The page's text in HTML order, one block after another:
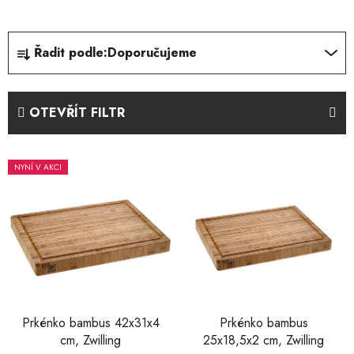
Ř
z
í
p
d
u
Řadit podle:Doporučujeme
OTEVŘÍT FILTR
V
ý
i
s
NYNÍ V AKCI
Prkénko bambus 42x31x4
cm, Zwilling
Prkénko bambus
25x18,5x2 cm, Zwilling